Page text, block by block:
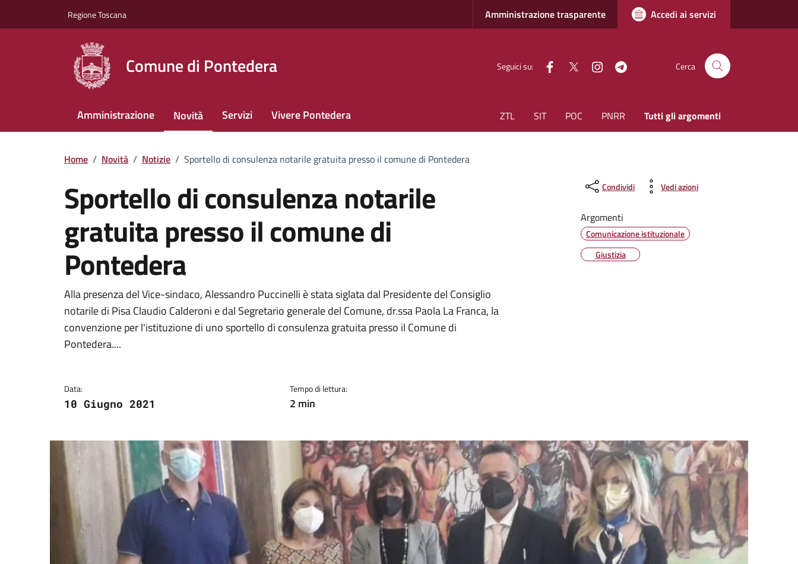
Regione Toscana Amministrazione trasparente Accedi ai servizi
Comune di Pontedera Seguici su: facebook
Twitter instagram Cerca
Amministrazione Novità Servizi Vivere Pontedera ZTL SIT POC PNRR Tutti gli argomenti
Home / Novità / Notizie / Sportello di consulenza notarile gratuita presso il comune di Pontedera
Sportello di consulenza notarile
gratuita presso il comune di
Pontedera
Dettagli della notizia
Alla presenza del Vice-sindaco, Alessandro Puccinelli è stata siglata dal Presidente del Consiglio
notarile di Pisa Claudio Calderoni e dal Segretario generale del Comune, dr.ssa Paola La Franca, la
convenzione per l'istituzione di uno sportello di consulenza gratuita presso il Comune di
Pontedera....
Data:
10 Giugno 2021
Tempo di lettura:
2 min
Condividi Vedi azioni
Argomenti
Comunicazione istituzionale
Giustizia